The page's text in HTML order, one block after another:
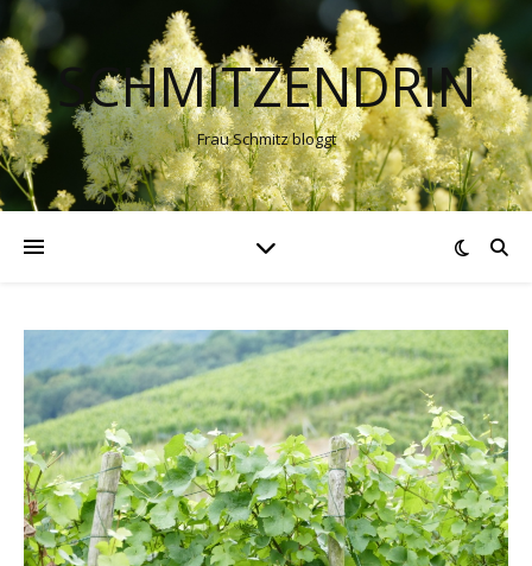
SCHMITZENDRIN
Frau Schmitz bloggt